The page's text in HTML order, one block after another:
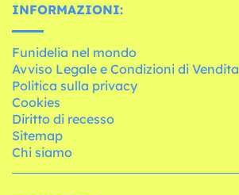
INFORMAZIONI:
Funidelia nel mondo
Avviso Legale e Condizioni di Vendita
Politica sulla privacy
Cookies
Diritto di recesso
Sitemap
Chi siamo